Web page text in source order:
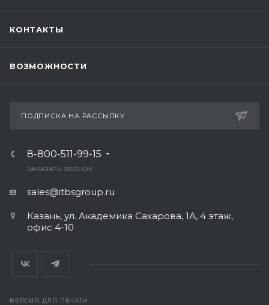
КОНТАКТЫ
ВОЗМОЖНОСТИ
ПОДПИСКА НА РАССЫЛКУ
8-800-511-99-15
ЗАКАЗАТЬ ЗВОНОК
sales@itbsgroup.ru
Казань, ул. Академика Сахарова, 1А, 4 этаж,
офис 4-10
ВЕРСИЯ ДЛЯ ПЕЧАТИ